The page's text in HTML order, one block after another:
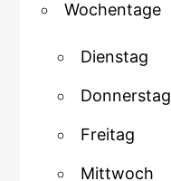
Wochentage
Dienstag
Donnerstag
Freitag
Mittwoch